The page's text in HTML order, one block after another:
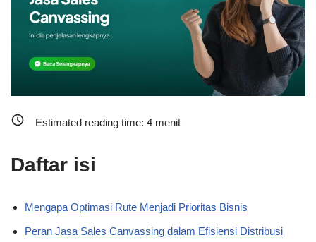
Estimated reading time: 4 menit
Daftar isi
Mengapa Optimasi Rute Menjadi Prioritas Bisnis
Peran Jasa Sales Canvassing dalam Efisiensi Distribusi